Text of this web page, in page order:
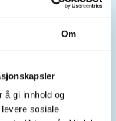
Om
å gi innhold og
sosiale
og nå